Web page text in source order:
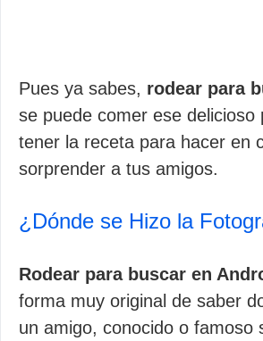
Pues ya sabes, rodear para
se puede comer ese delicioso
tener la receta para hacer en
sorprender a tus amigos.
¿Dónde se Hizo la
Rodear para buscar en
forma muy original de saber
un amigo, conocido o famoso